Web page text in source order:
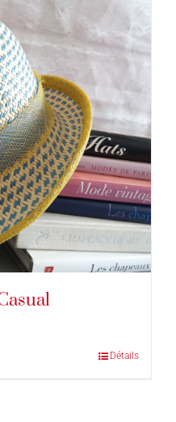
Détails